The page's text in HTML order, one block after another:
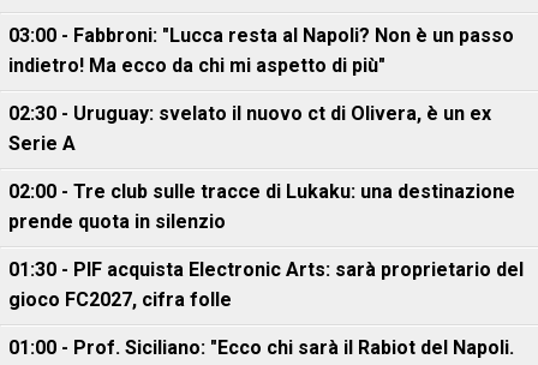
03:00 - Fabbroni: "Lucca resta al Napoli? Non è un passo
indietro! Ma ecco da chi mi aspetto di più"
02:30 - Uruguay: svelato il nuovo ct di Olivera, è un ex
Serie A
02:00 - Tre club sulle tracce di Lukaku: una destinazione
prende quota in silenzio
01:30 - PIF acquista Electronic Arts: sarà proprietario del
gioco FC2027, cifra folle
01:00 - Prof. Siciliano: "Ecco chi sarà il Rabiot del Napoli.